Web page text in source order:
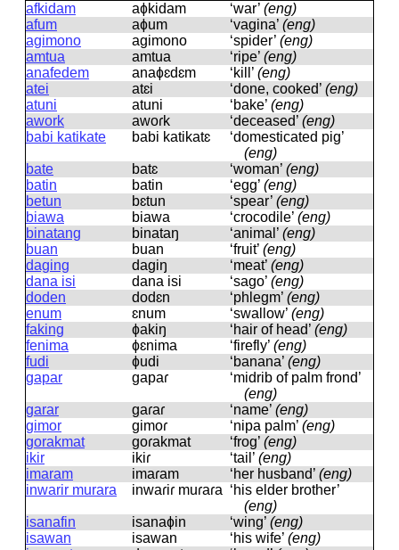
afkidam
aɸkidam ‘war’ (eng)
afum
aɸum ‘vagina’ (eng)
agimono
aɡimono ‘spider’ (eng)
amtua
amtua ‘ripe’ (eng)
anafedem
anaɸɛdɛm ‘kill’ (eng)
atei
atɛi ‘done, cooked’ (eng)
atuni
atuni ‘bake’ (eng)
awork
awoɾk ‘deceased’ (eng)
babi katikate
babi katikatɛ
‘domesticated pig’
(eng)
bate
batɛ ‘woman’ (eng)
batin
batin ‘egg’ (eng)
betun
bɛtun ‘spear’ (eng)
biawa
biawa ‘crocodile’ (eng)
binatang
binataŋ ‘animal’ (eng)
buan
buan ‘fruit’ (eng)
daging
daɡiŋ ‘meat’ (eng)
dana isi
dana isi ‘sago’ (eng)
doden
dodɛn ‘phlegm’ (eng)
enum
ɛnum ‘swallow’ (eng)
faking
ɸakiŋ ‘hair of head’ (eng)
fenima
ɸɛnima ‘firefly’ (eng)
fudi
ɸudi ‘banana’ (eng)
gapar
ɡapaɾ
‘midrib of palm frond’
(eng)
garar
ɡaɾaɾ ‘name’ (eng)
gimor
ɡimoɾ ‘nipa palm’ (eng)
gorakmat
ɡoɾakmat ‘frog’ (eng)
ikir
ikiɾ ‘tail’ (eng)
imaram
imaɾam ‘her husband’ (eng)
inwarir murara
inwaɾiɾ muɾaɾa ‘his elder brother’
(eng)
isanafin
isanaɸin ‘wing’ (eng)
isawan
isawan ‘his wife’ (eng)